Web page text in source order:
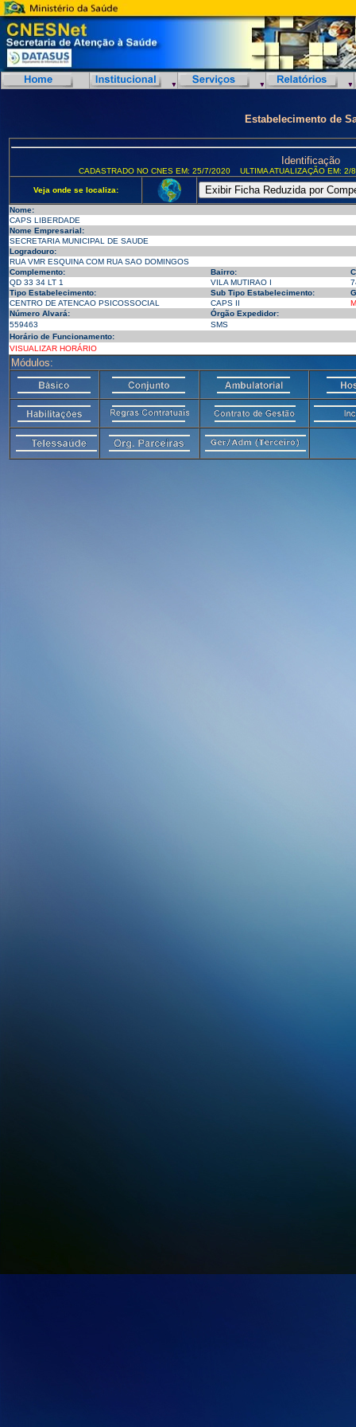
Estabelecimento de
Identificação
CADASTRADO NO CNES EM: 25/7/2020 ULTIMA ATUALIZAÇÃO EM:
Veja onde se localiza:
Nome:
CAPS LIBERDADE
Nome Empresarial:
SECRETARIA MUNICIPAL DE SAUDE
Logradouro:
RUA VMR ESQUINA COM RUA SAO DOMINGOS
Complemento:
Bairro:
QD 33 34 LT 1
VILA MUTIRAO I
Tipo Estabelecimento:
Sub Tipo Estabelecimento:
CENTRO DE ATENCAO PSICOSSOCIAL
CAPS II
Número Alvará:
Órgão Expedidor:
559463
SMS
Horário de Funcionamento:
VISUALIZAR HORÁRIO
Módulos: